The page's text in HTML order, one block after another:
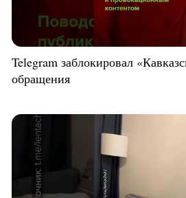
Telegram заблокировал
обращения